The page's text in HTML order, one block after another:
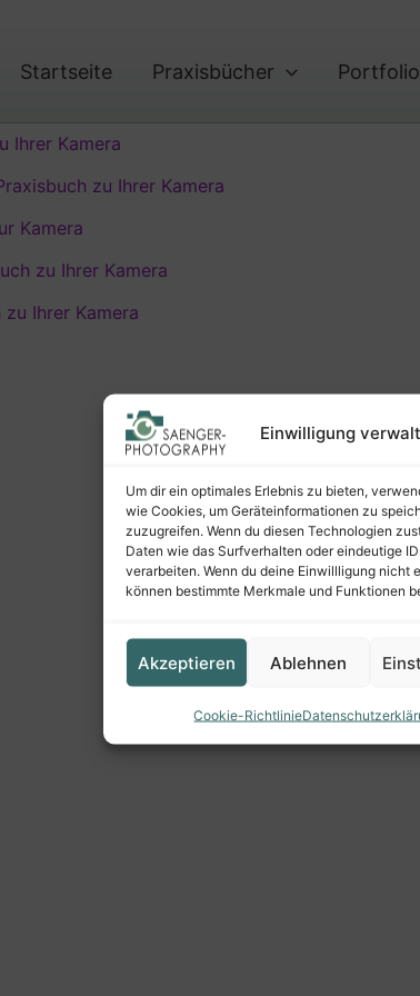
Einwilligung
Um dir ein optimales Erlebnis zu bieten,
wie Cookies, um Geräteinformationen zu
zuzugreifen. Wenn du diesen Technologien
Daten wie das Surfverhalten oder eindeutige
verarbeiten. Wenn du deine Einwillligung nicht
können bestimmte Merkmale und Funktionen
Akzeptieren Ablehnen
Cookie-Richtlinie
Startseite Praxisbücher Portfolio
Ihrer Kamera
zu Ihrer Kamera
Kamera
zu Ihrer Kamera
Ihrer Kamera